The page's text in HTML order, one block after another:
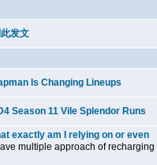
发文
Is Changing Lineups
Season 11 Vile Splendor Runs
exactly am I relying on or even
multiple approach of recharging